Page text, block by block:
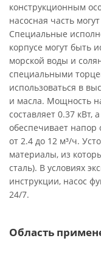
конструкционным
насосная часть
Специальные
корпусе могут быть
морской воды и
специальными
использоваться в
и масла. Мощность
составляет 0.37
обеспечивает напор
от 2.4 до 12 м³/ч.
материалы, из
сталь). В условиях
инструкции, насос
24/7.
Область